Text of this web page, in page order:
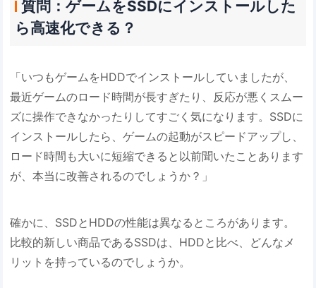
質問：ゲームをSSDにインストールした
ら高速化できる？
「いつもゲームをHDDでインストールしていましたが、
最近ゲームのロード時間が長すぎたり、反応が悪くスムー
ズに操作できなかったりしてすごく気になります。SSDに
インストールしたら、ゲームの起動がスピードアップし、
ロード時間も大いに短縮できると以前聞いたことあります
が、本当に改善されるのでしょうか？」
確かに、SSDとHDDの性能は異なるところがあります。
比較的新しい商品であるSSDは、HDDと比べ、どんなメ
リットを持っているのでしょうか。